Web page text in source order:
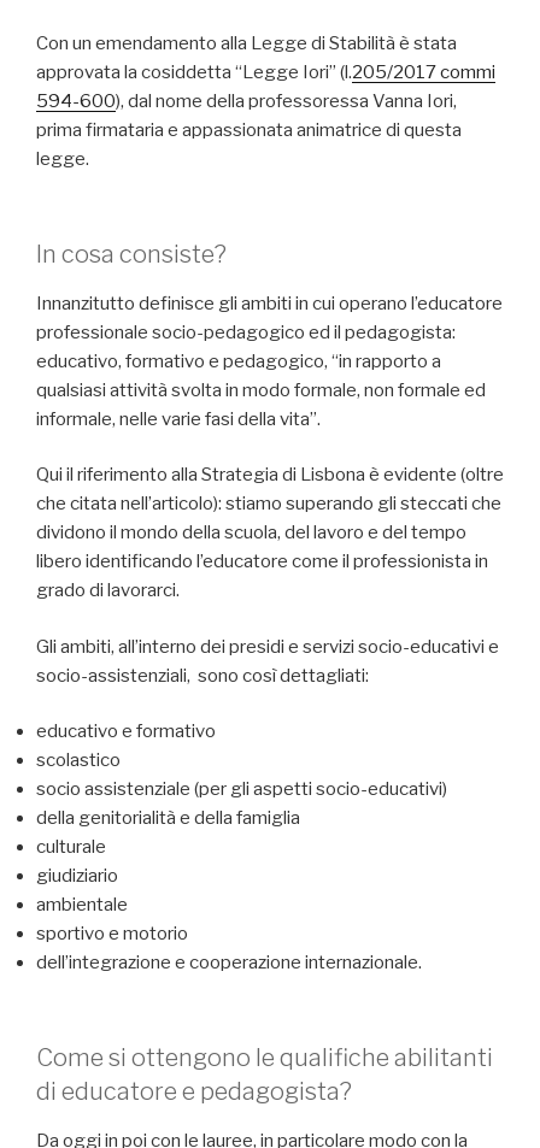
Con un emendamento alla Legge di Stabilità è stata
approvata la cosiddetta “Legge Iori” (l.205/2017 commi
594-600), dal nome della professoressa Vanna Iori,
prima firmataria e appassionata animatrice di questa
legge.
In cosa consiste?
Innanzitutto definisce gli ambiti in cui operano l’educatore
professionale socio-pedagogico ed il pedagogista:
educativo, formativo e pedagogico, “in rapporto a
qualsiasi attività svolta in modo formale, non formale ed
informale, nelle varie fasi della vita”.
Qui il riferimento alla Strategia di Lisbona è evidente (oltre
che citata nell’articolo): stiamo superando gli steccati che
dividono il mondo della scuola, del lavoro e del tempo
libero identificando l’educatore come il professionista in
grado di lavorarci.
Gli ambiti, all’interno dei presidi e servizi socio-educativi e
socio-assistenziali, sono così dettagliati:
educativo e formativo
scolastico
socio assistenziale (per gli aspetti socio-educativi)
della genitorialità e della famiglia
culturale
giudiziario
ambientale
sportivo e motorio
dell’integrazione e cooperazione internazionale.
Come si ottengono le qualifiche abilitanti
di educatore e pedagogista?
Da oggi in poi con le lauree, in particolare modo con la